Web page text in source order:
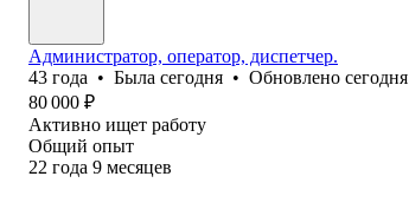
Администратор, оператор, диспетчер.
43 года • Была сегодня • Обновлено сегодня
80 000 ₽
Активно ищет работу
Общий опыт
22 года 9 месяцев